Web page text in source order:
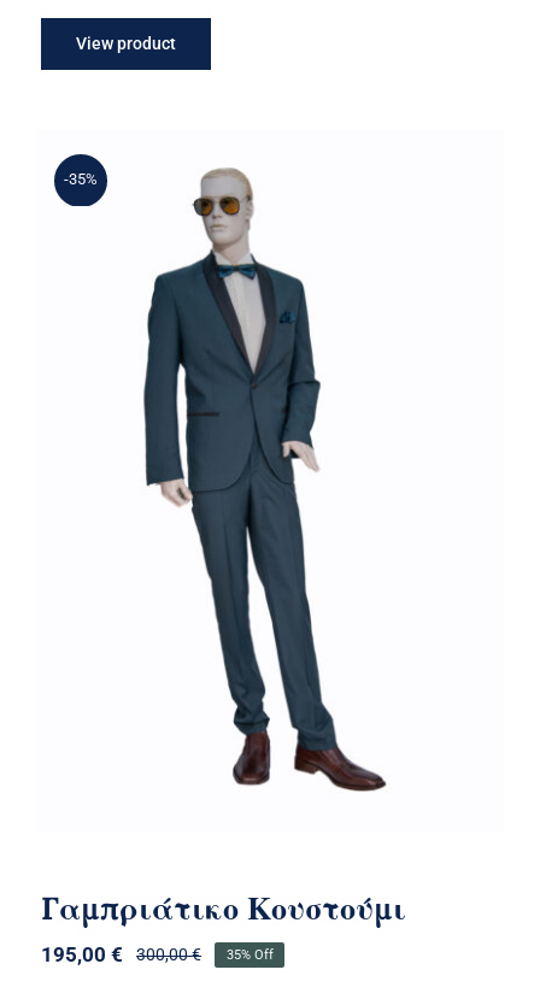
View product
-35%
Γαμπριάτικο Κουστούμι
Γαμπριάτικο Κουστούμι
300,00€Original
195,00€
Η
35% Off